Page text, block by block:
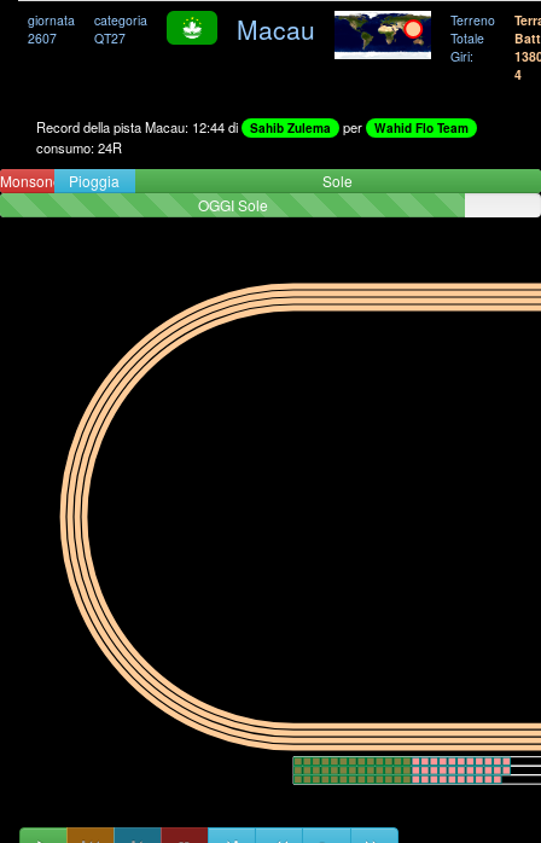
giornata
2607
categoria
QT27
Macau
Terreno
Totale
Giri:
4
Record della pista Macau: 12:44 di Sahib Zulema per Wahid Flo Team
consumo: 24R
Monsone Pioggia
Sole
OGGI Sole